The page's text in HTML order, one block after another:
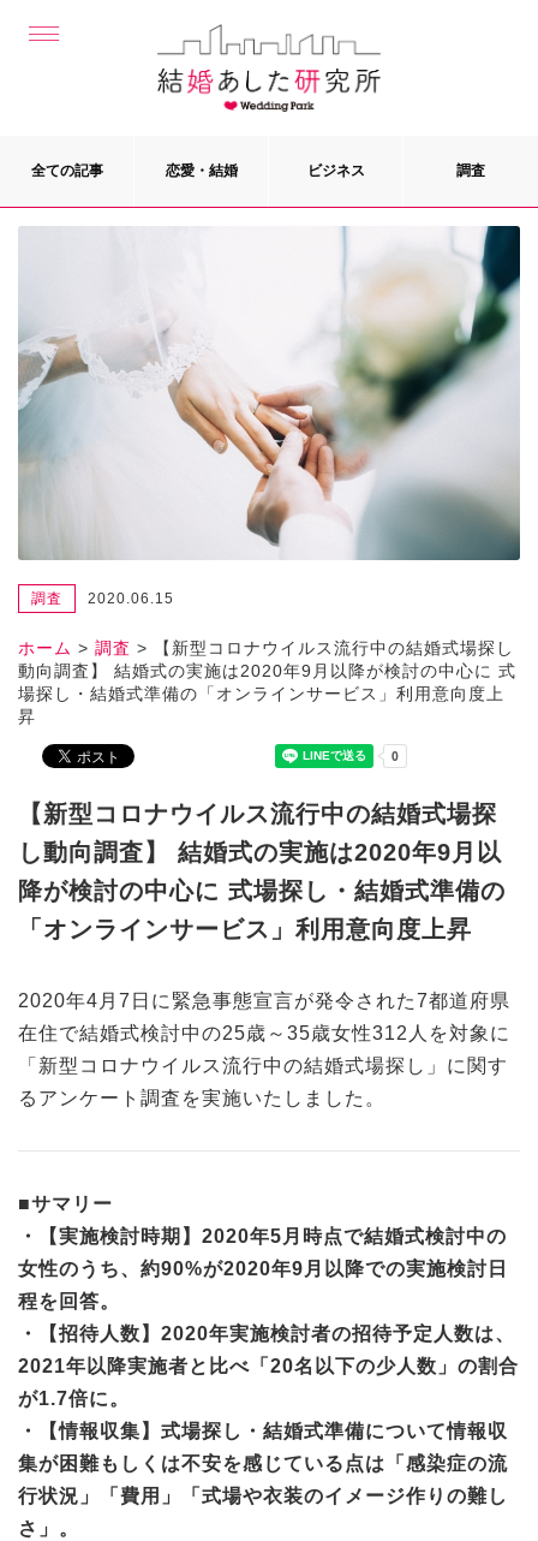
全ての記事 恋愛・結婚 ビジネス 調査
調査 2020.06.15
ホーム > 調査 >
【新型コロナウイルス流行中の結婚式場探し
動向調査】 結婚式の実施は2020年9月以降が検討の中心に 式
場探し・結婚式準備の「オンラインサービス」利用意向度上
昇
【新型コロナウイルス流行中の結婚式場探
し動向調査】 結婚式の実施は2020年9月以
降が検討の中心に 式場探し・結婚式準備の
「オンラインサービス」利用意向度上昇
2020年4月7日に緊急事態宣言が発令された7都道府県
在住で結婚式検討中の25歳～35歳女性312人を対象に
「新型コロナウイルス流行中の結婚式場探し」に関す
るアンケート調査を実施いたしました。
■サマリー
・【実施検討時期】2020年5月時点で結婚式検討中の
女性のうち、約90%が2020年9月以降での実施検討日
程を回答。
・【招待人数】2020年実施検討者の招待予定人数は、
2021年以降実施者と比べ「20名以下の少人数」の割合
が1.7倍に。
・【情報収集】式場探し・結婚式準備について情報収
集が困難もしくは不安を感じている点は「感染症の流
行状況」「費用」「式場や衣装のイメージ作りの難し
さ」。